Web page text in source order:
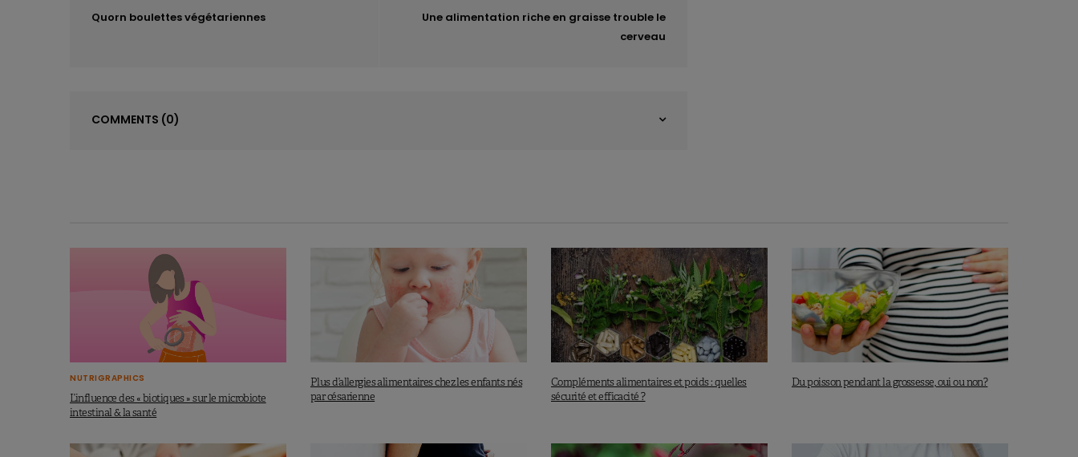
Quorn boulettes végétariennes
Une alimentation riche en graisse trouble le
cerveau
COMMENTS (0)
NUTRIGRAPHICS
L’influence des « biotiques » sur le microbiote
intestinal & la santé
Plus d’allergies alimentaires chez les enfants nés
par césarienne
Compléments alimentaires et poids : quelles
sécurité et efficacité ?
Du poisson pendant la grossesse, oui ou non?